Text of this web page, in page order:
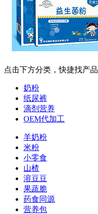
点击下方分类，快捷找产品
奶粉
纸尿裤
滴剂营养
OEM代加工
羊奶粉
米粉
小零食
山楂
溶豆豆
果蔬脆
药食同源
营养包